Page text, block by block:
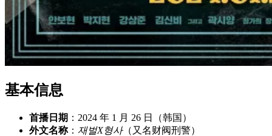
基本信息
首播日期 ：2024 年 1 月 26 日（韩国）
外文名称： 재벌X형사（又名财阀刑警）